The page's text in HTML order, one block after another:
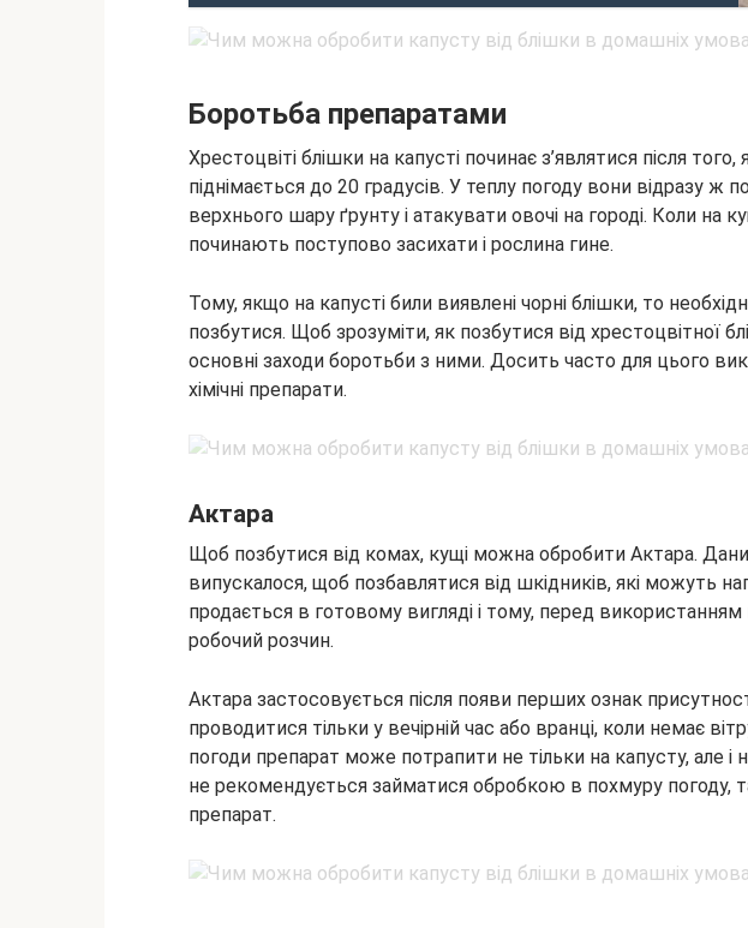
Боротьба препаратами
Хрестоцвіті блішки на капусті починає з’являтися після
піднімається до 20 градусів. У теплу погоду вони відразу ж
верхнього шару ґрунту і атакувати овочі на городі. Коли на
починають поступово засихати і рослина гине.
Тому, якщо на капусті били виявлені чорні блішки, то
позбутися. Щоб зрозуміти, як позбутися від хрестоцвітної
основні заходи боротьби з ними. Досить часто для цього
хімічні препарати.
Актара
Щоб позбутися від комах, кущі можна обробити Актара.
випускалося, щоб позбавлятися від шкідників, які можуть
продається в готовому вигляді і тому, перед використанням
робочий розчин.
Актара застосовується після появи перших ознак
проводитися тільки у вечірній час або вранці, коли немає
погоди препарат може потрапити не тільки на капусту, але і
не рекомендується займатися обробкою в похмуру
препарат.